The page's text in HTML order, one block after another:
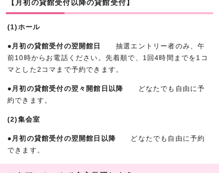
【月初の貸館受付以降の貸館受付】
(1)ホール
●月初の貸館受付の翌開館日
抽選エントリー者のみ、午
前10時からお電話ください。先着順で、1回4時間までを1コ
マとした2コマまで予約できます。
●月初の貸館受付の翌々開館日以降
どなたでも自由に予
約できます。
(2)集会室
●月初の貸館受付の翌開館日以降
どなたでも自由に予約
できます。